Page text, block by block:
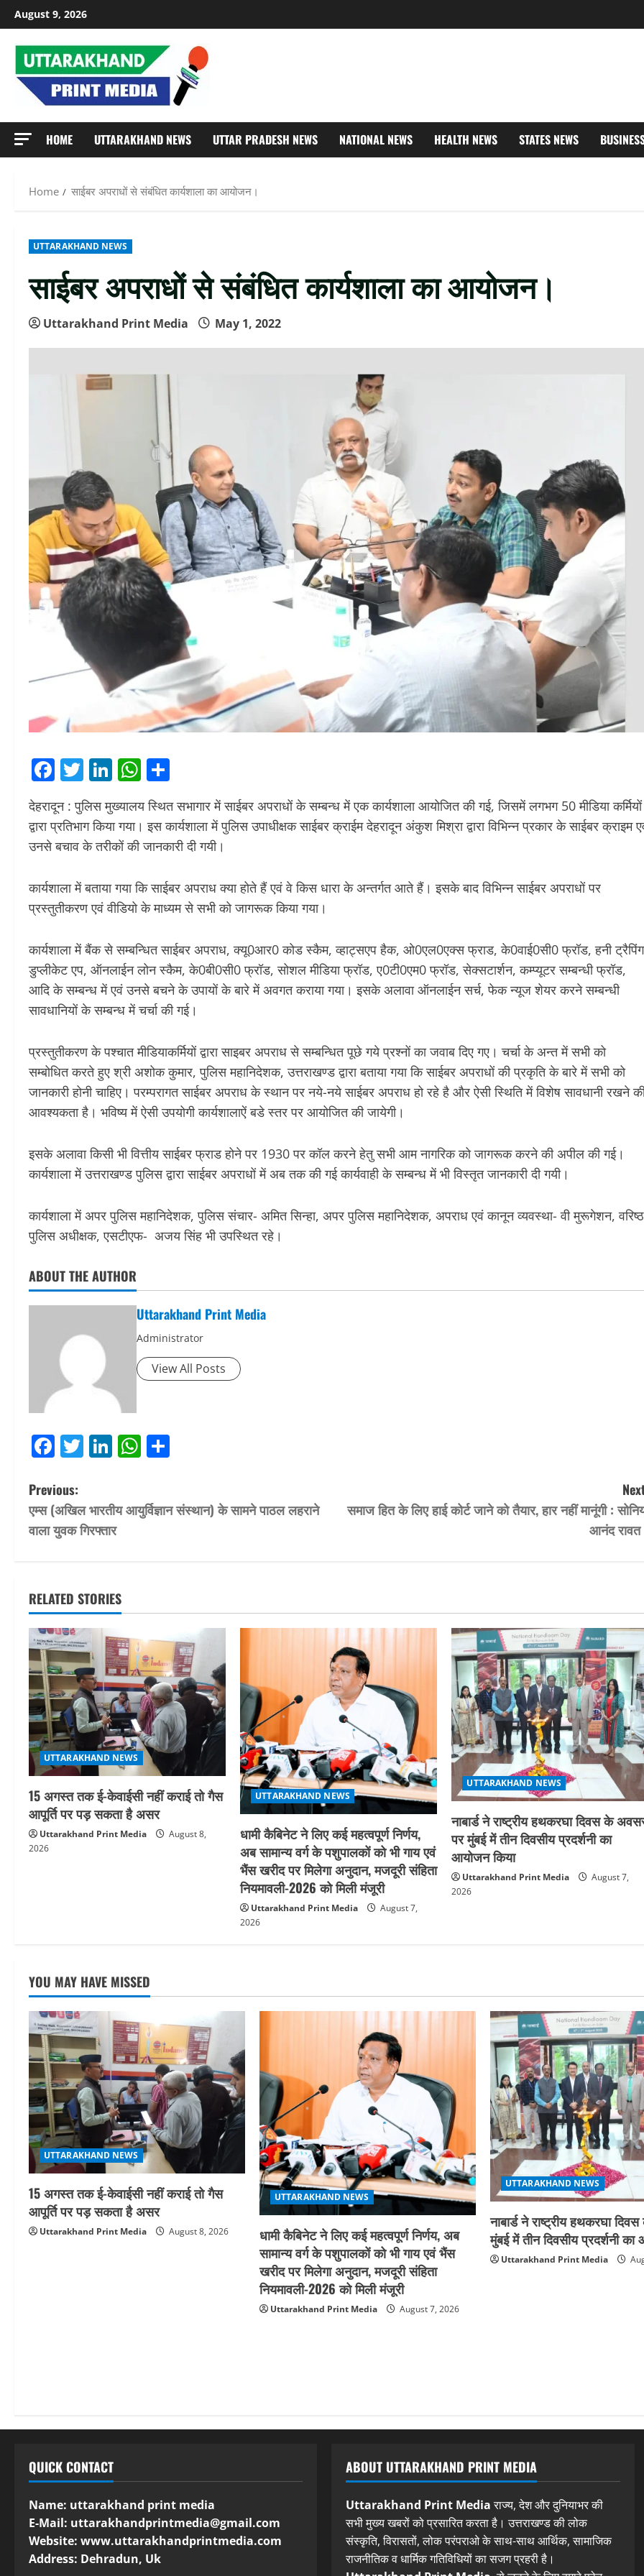
Skip
to
content
August 9, 2026
HOME UTTARAKHAND NEWS UTTAR PRADESH NEWS NATIONAL NEWS HEALTH NEWS STATES NEWS
Home साईबर अपराधों से संबंधित कार्यशाला का आयोजन।
UTTARAKHAND NEWS
साईबर अपराधों से संबंधित कार्यशाला का आयोजन।
Uttarakhand Print Media May 1, 2022
Facebook
Twitter
LinkedIn
WhatsApp
देहरादून : पुलिस मुख्यालय स्थित सभागार में साईबर अपराधों के सम्बन्ध में एक कार्यशाला आयोजित की गई, जिसमें लगभग 50 मीडिया कर्मियों
द्वारा प्रतिभाग किया गया। इस कार्यशाला में पुलिस उपाधीक्षक साईबर क्राईम देहरादून अंकुश मिश्रा द्वारा विभिन्न प्रकार के साईबर क्राइम
उनसे बचाव के तरीकों की जानकारी दी गयी।
कार्यशाला में बताया गया कि साईबर अपराध क्या होते हैं एवं वे किस धारा के अन्तर्गत आते हैं। इसके बाद विभिन्न साईबर अपराधों पर
प्रस्तुतीकरण एवं वीडियो के माध्यम से सभी को जागरूक किया गया।
कार्यशाला में बैंक से सम्बन्धित साईबर अपराध, क्यू0आर0 कोड स्कैम, व्हाट्सएप हैक, ओ0एल0एक्स फ्राड, के0वाई0सी0 फ्रॉड, हनी
डुप्लीकेट एप, ऑनलाईन लोन स्कैम, के0बी0सी0 फ्रॉड, सोशल मीडिया फ्रॉड, ए0टी0एम0 फ्रॉड, सेक्सटार्शन, कम्प्यूटर सम्बन्धी फ्रॉड,
आदि के सम्बन्ध में एवं उनसे बचने के उपायों के बारे में अवगत कराया गया। इसके अलावा ऑनलाईन सर्च, फेक न्यूज शेयर करने सम्बन्धी
सावधानियों के सम्बन्ध में चर्चा की गई।
प्रस्तुतीकरण के पश्चात मीडियाकर्मियों द्वारा साइबर अपराध से सम्बन्धित पूछे गये प्रश्नों का जवाब दिए गए। चर्चा के अन्त में सभी को
सम्बोधित करते हुए श्री अशोक कुमार, पुलिस महानिदेशक, उत्तराखण्ड द्वारा बताया गया कि साईबर अपराधों की प्रकृति के बारे में सभी को
जानकारी होनी चाहिए। परम्परागत साईबर अपराध के स्थान पर नये-नये साईबर अपराध हो रहे है और ऐसी स्थिति में विशेष सावधानी रखने
आवश्यकता है। भविष्य में ऐसी उपयोगी कार्यशालाऐं बडे स्तर पर आयोजित की जायेगी।
इसके अलावा किसी भी वित्तीय साईबर फ्राड होने पर 1930 पर कॉल करने हेतु सभी आम नागरिक को जागरूक करने की अपील की गई।
कार्यशाला में उत्तराखण्ड पुलिस द्वारा साईबर अपराधों में अब तक की गई कार्यवाही के सम्बन्ध में भी विस्तृत जानकारी दी गयी।
कार्यशाला में अपर पुलिस महानिदेशक, पुलिस संचार- अमित सिन्हा, अपर पुलिस महानिदेशक, अपराध एवं कानून व्यवस्था- वी मुरूगेशन, वरिष्ठ
पुलिस अधीक्षक, एसटीएफ- अजय सिंह भी उपस्थित रहे।
ABOUT THE AUTHOR
Uttarakhand Print Media
Administrator
View All Posts
Facebook
Twitter
LinkedIn
WhatsApp
P
o
n
a
v
i
g
a
t
i
o
Previous:
एम्स (अखिल भारतीय आयुर्विज्ञान संस्थान) के सामने पाठल लहराने
वाला युवक गिरफ्तार
समाज हित के लिए हाई कोर्ट जाने को तैयार, हार नहीं मानूंगी :
आनंद
RELATED STORIES
UTTARAKHAND NEWS
15 अगस्त तक ई-केवाईसी नहीं कराई तो गैस
आपूर्ति पर पड़ सकता है असर
Uttarakhand Print Media
August 8,
2026
UTTARAKHAND NEWS
धामी कैबिनेट ने लिए कई महत्वपूर्ण निर्णय,
अब सामान्य वर्ग के पशुपालकों को भी गाय एवं
भैंस खरीद पर मिलेगा अनुदान, मजदूरी संहिता
नियमावली-2026 को मिली मंजूरी
Uttarakhand Print Media
August 7,
2026
UTTARAKHAND NEWS
नाबार्ड ने राष्ट्रीय हथकरघा दिवस के
पर मुंबई में तीन दिवसीय प्रदर्शनी का
आयोजन किया
Uttarakhand Print Media
August 7,
2026
YOU MAY HAVE MISSED
UTTARAKHAND NEWS
15 अगस्त तक ई-केवाईसी नहीं कराई तो गैस
आपूर्ति पर पड़ सकता है असर
Uttarakhand Print Media August 8, 2026
UTTARAKHAND NEWS
धामी कैबिनेट ने लिए कई महत्वपूर्ण निर्णय, अब
सामान्य वर्ग के पशुपालकों को भी गाय एवं भैंस
खरीद पर मिलेगा अनुदान, मजदूरी संहिता
नियमावली-2026 को मिली मंजूरी
Uttarakhand Print Media August 7, 2026
UTTARAKHAND NEWS
नाबार्ड ने राष्ट्रीय हथकरघा
मुंबई में तीन दिवसीय प्रदर्शनी
Uttarakhand Print Media
QUICK CONTACT
Name: uttarakhand print media
E-Mail: uttarakhandprintmedia@gmail.com
Website: www.uttarakhandprintmedia.com
Address: Dehradun, Uk
ABOUT UTTARAKHAND PRINT MEDIA
Uttarakhand Print Mediaराज्य, देश और दुनियाभर की
सभी मुख्य खबरों को प्रसारित करता है। उत्तराखण्ड की लोक
संस्कृति, विरासतों, लोक परंपराओ के साथ-साथ आर्थिक, सामाजिक
राजनीतिक व धार्मिक गतिविधियों का सजग प्रहरी है।